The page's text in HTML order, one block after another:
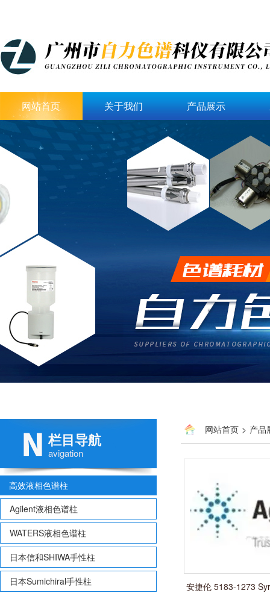
网站首页 关于我们 产品展示
栏目导航
avigation
高效液相色谱柱
Agilent液相色谱柱
WATERS液相色谱柱
日本信和SHIWA手性柱
日本Sumichiral手性柱
网站首页 > 产品
安捷伦 5183-1273